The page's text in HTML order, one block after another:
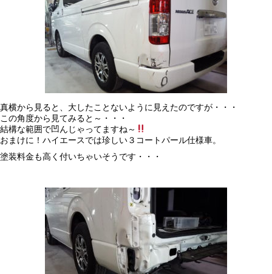
真横から見ると、大したことないように見えたのですが・・・
この角度から見てみると～・・・
結構な範囲で凹んじゃってますね～
おまけに！ハイエースでは珍しい３コートパール仕様車。
塗装料金も高く付いちゃいそうです・・・